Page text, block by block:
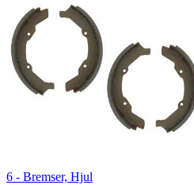
6 - Bremser, Hjul